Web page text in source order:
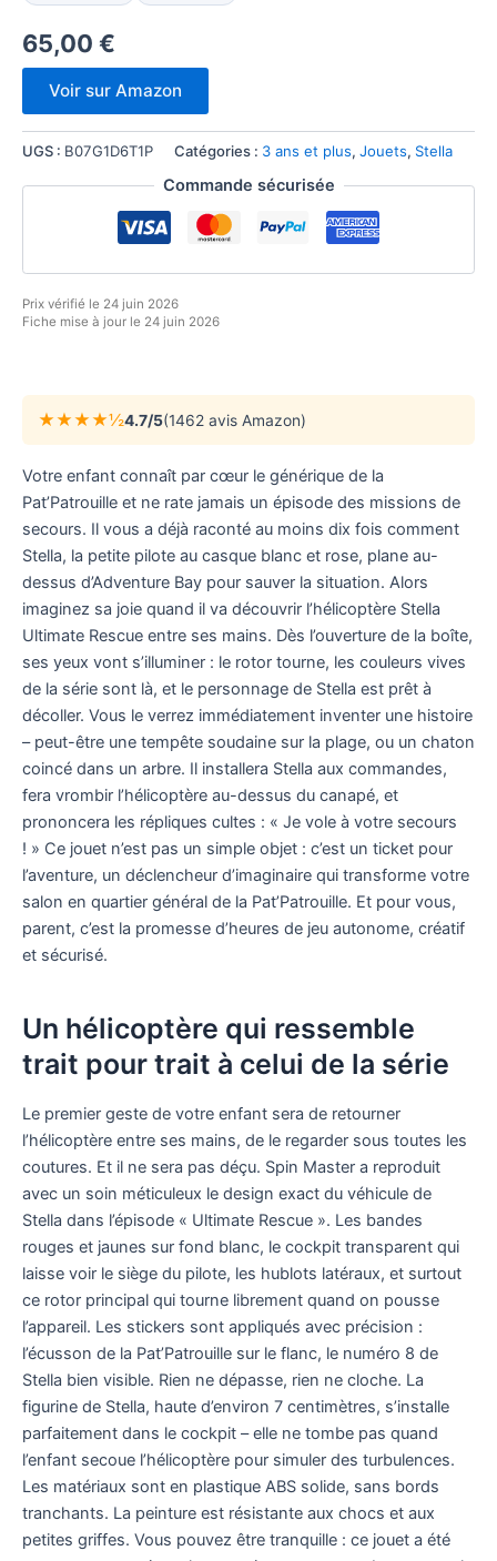
65,00 €
Voir sur Amazon
UGS : B07G1D6T1P Catégories : 3 ans et plus, Jouets, Stella
Commande sécurisée
Prix vérifié le 24 juin 2026
Fiche mise à jour le 24 juin 2026
★★★★½4.7/5(1462 avis Amazon)
Votre enfant connaît par cœur le générique de la
Pat’Patrouille et ne rate jamais un épisode des missions de
secours. Il vous a déjà raconté au moins dix fois comment
Stella, la petite pilote au casque blanc et rose, plane au-
dessus d’Adventure Bay pour sauver la situation. Alors
imaginez sa joie quand il va découvrir l’hélicoptère Stella
Ultimate Rescue entre ses mains. Dès l’ouverture de la boîte,
ses yeux vont s’illuminer : le rotor tourne, les couleurs vives
de la série sont là, et le personnage de Stella est prêt à
décoller. Vous le verrez immédiatement inventer une histoire
– peut-être une tempête soudaine sur la plage, ou un chaton
coincé dans un arbre. Il installera Stella aux commandes,
fera vrombir l’hélicoptère au-dessus du canapé, et
prononcera les répliques cultes : « Je vole à votre secours
! » Ce jouet n’est pas un simple objet : c’est un ticket pour
l’aventure, un déclencheur d’imaginaire qui transforme votre
salon en quartier général de la Pat’Patrouille. Et pour vous,
parent, c’est la promesse d’heures de jeu autonome, créatif
et sécurisé.
Un hélicoptère qui ressemble
trait pour trait à celui de la série
Le premier geste de votre enfant sera de retourner
l’hélicoptère entre ses mains, de le regarder sous toutes les
coutures. Et il ne sera pas déçu. Spin Master a reproduit
avec un soin méticuleux le design exact du véhicule de
Stella dans l’épisode « Ultimate Rescue ». Les bandes
rouges et jaunes sur fond blanc, le cockpit transparent qui
laisse voir le siège du pilote, les hublots latéraux, et surtout
ce rotor principal qui tourne librement quand on pousse
l’appareil. Les stickers sont appliqués avec précision :
l’écusson de la Pat’Patrouille sur le flanc, le numéro 8 de
Stella bien visible. Rien ne dépasse, rien ne cloche. La
figurine de Stella, haute d’environ 7 centimètres, s’installe
parfaitement dans le cockpit – elle ne tombe pas quand
l’enfant secoue l’hélicoptère pour simuler des turbulences.
Les matériaux sont en plastique ABS solide, sans bords
tranchants. La peinture est résistante aux chocs et aux
petites griffes. Vous pouvez être tranquille : ce jouet a été